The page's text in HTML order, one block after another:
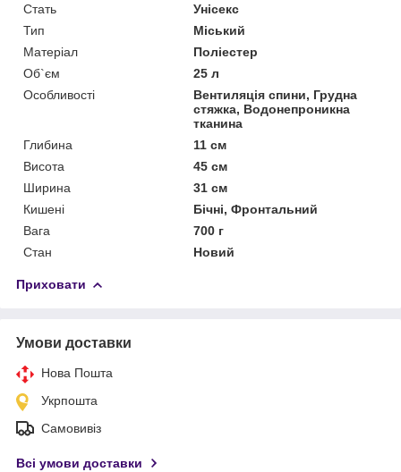
Стать
Унісекс
Тип
Міський
Матеріал
Поліестер
Об`єм
25 л
Особливості
Вентиляція спини, Грудна
стяжка, Водонепроникна
тканина
Глибина
11 см
Висота
45 см
Ширина
31 см
Кишені
Бічні, Фронтальний
Вага
700 г
Стан
Новий
Приховати
Умови доставки
Нова Пошта
Укрпошта
Самовивіз
Всі умови доставки